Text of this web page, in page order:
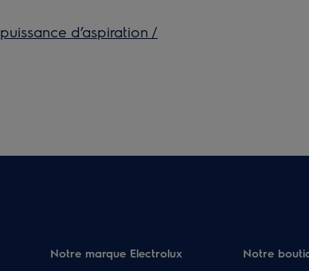
d’aspiration /
Notre marque Electrolux Notre